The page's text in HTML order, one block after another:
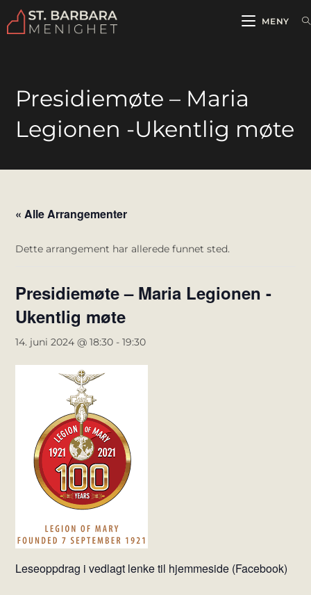
MENY
Presidiemøte – Maria
Legionen -Ukentlig møte
« Alle Arrangementer
Dette arrangement har allerede funnet sted.
Presidiemøte – Maria Legionen -
Ukentlig møte
14. juni 2024 @ 18:30 -19:30
Leseoppdrag i vedlagt lenke til hjemmeside (Facebook)